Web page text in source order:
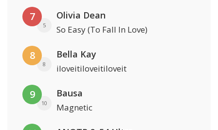
7
5
Olivia Dean
So Easy (To Fall In Love)
8
8
Bella Kay
iloveitiloveitiloveit
9
10
Bausa
Magnetic